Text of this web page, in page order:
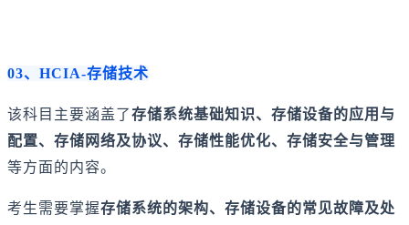
03、HCIA-存储技术
该科目主要涵盖了存储系统基础知识、存储设备的应用与
配置、存储网络及协议、存储性能优化、存储安全与管理
等方面的内容。
考生需要掌握存储系统的架构、存储设备的常见故障及处